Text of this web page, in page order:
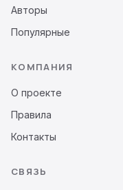
Авторы
Популярные
КОМПАНИЯ
О проекте
Правила
Контакты
СВЯЗЬ